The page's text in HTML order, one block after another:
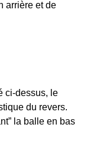
arrière et de
ci-dessus, le
du revers.
la balle en bas